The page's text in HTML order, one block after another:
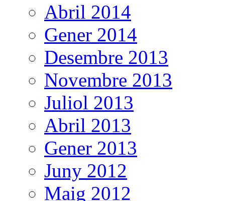
Abril 2014
Gener 2014
Desembre 2013
Novembre 2013
Juliol 2013
Abril 2013
Gener 2013
Juny 2012
Maig 2012